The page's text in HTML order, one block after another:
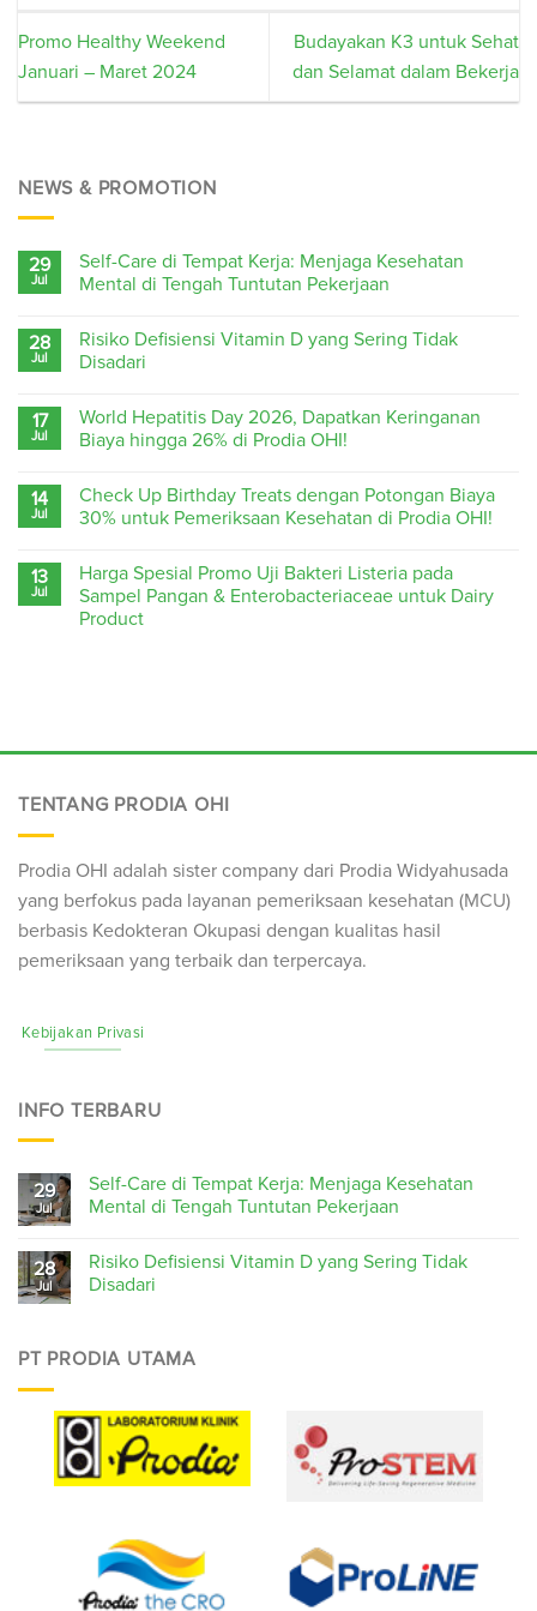
Promo Healthy Weekend
Januari – Maret 2024
Budayakan K3 untuk Sehat
dan Selamat dalam Bekerja
NEWS & PROMOTION
29
Jul
Self-Care di Tempat Kerja: Menjaga Kesehatan
Mental di Tengah Tuntutan Pekerjaan
28
Jul
Risiko Defisiensi Vitamin D yang Sering Tidak
Disadari
17
Jul
World Hepatitis Day 2026, Dapatkan Keringanan
Biaya hingga 26% di Prodia OHI!
14
Jul
Check Up Birthday Treats dengan Potongan Biaya
30% untuk Pemeriksaan Kesehatan di Prodia OHI!
13
Jul
Harga Spesial Promo Uji Bakteri Listeria pada
Sampel Pangan & Enterobacteriaceae untuk Dairy
Product
TENTANG PRODIA OHI
Prodia OHI adalah sister company dari Prodia Widyahusada
yang berfokus pada layanan pemeriksaan kesehatan (MCU)
berbasis Kedokteran Okupasi dengan kualitas hasil
pemeriksaan yang terbaik dan terpercaya.
Kebijakan Privasi
INFO TERBARU
29
Jul
Self-Care di Tempat Kerja: Menjaga Kesehatan
Mental di Tengah Tuntutan Pekerjaan
28
Jul
Risiko Defisiensi Vitamin D yang Sering Tidak
Disadari
PT PRODIA UTAMA